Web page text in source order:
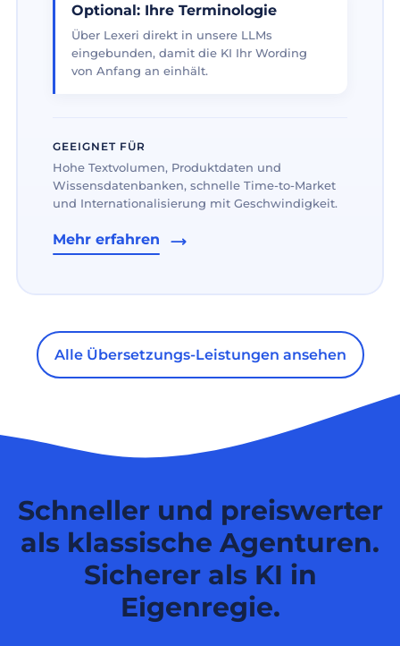
Optional: Ihre Terminologie
Über Lexeri direkt in unsere LLMs
eingebunden, damit die KI Ihr Wording
von Anfang an einhält.
GEEIGNET FÜR
Hohe Textvolumen, Produktdaten und
Wissensdatenbanken, schnelle Time-to-Market
und Internationalisierung mit Geschwindigkeit.
Mehr erfahren
Alle Übersetzungs-Leistungen ansehen
Schneller und preiswerter
als klassische Agenturen.
Sicherer als KI in
Eigenregie.